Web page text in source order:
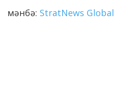
мәнбә: StratNews Global